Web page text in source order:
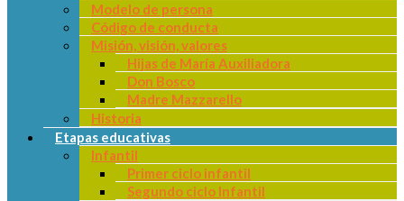
Modelo de persona
Código de conducta
Misión, visión, valores
Hijas de María Auxiliadora
Don Bosco
Madre Mazzarello
Historia
Etapas educativas
Infantil
Primer ciclo infantil
Segundo ciclo Infantil